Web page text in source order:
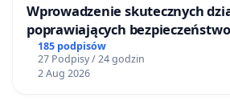
Wprowadzenie skutecznych
poprawiających
Żeromskiego w Otwocku
185 podpisów
27 Podpisy / 24 godzin
2 Aug 2026